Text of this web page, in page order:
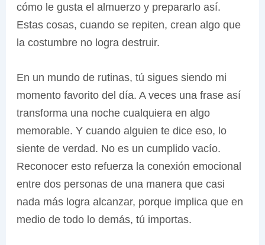
cómo le gusta el almuerzo y prepararlo así.
Estas cosas, cuando se repiten, crean algo que
la costumbre no logra destruir.
En un mundo de rutinas, tú sigues siendo mi
momento favorito del día. A veces una frase así
transforma una noche cualquiera en algo
memorable. Y cuando alguien te dice eso, lo
siente de verdad. No es un cumplido vacío.
Reconocer esto refuerza la conexión emocional
entre dos personas de una manera que casi
nada más logra alcanzar, porque implica que en
medio de todo lo demás, tú importas.